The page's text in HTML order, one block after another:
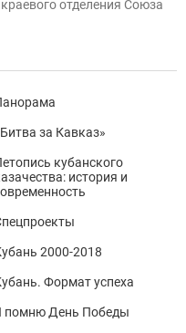
отделения Союза
за Кавказ»
кубанского
история и
2000-2018
Формат успеха
помню День Победы